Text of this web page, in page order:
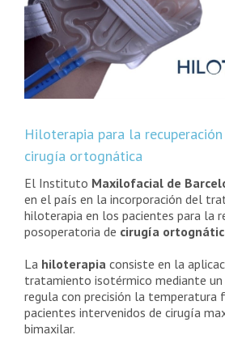
Hiloterapia para la
cirugía ortognática
El Instituto Maxilofacial de
en el país en la incorporación del
hiloterapia en los pacientes para la
posoperatoria de cirugía
La hiloterapia consiste en la
tratamiento isotérmico mediante un
regula con precisión la temperatura
pacientes intervenidos de cirugía
bimaxilar.